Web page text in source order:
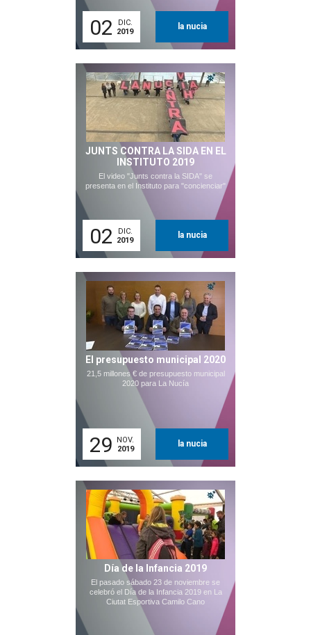
02
DIC.
2019
la nucia
JUNTS CONTRA LA SIDA EN EL
INSTITUTO 2019
El video "Junts contra la SIDA" se
presenta en el Instituto para "concienciar"
02
DIC.
2019
la nucia
El presupuesto municipal 2020
21,5 millones € de presupuesto municipal
2020 para La Nucía
29
NOV.
2019
la nucia
Día de la Infancia 2019
El pasado sábado 23 de noviembre se
celebró el Día de la Infancia 2019 en La
Ciutat Esportiva Camilo Cano